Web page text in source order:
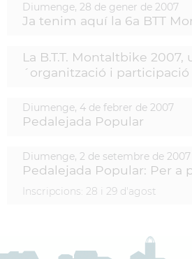
Diumenge, 28 de gener de 2007
Ja tenim aquí la 6a BTT
La B.T.T. Montaltbike
´organització i participació
Diumenge, 4 de febrer de 2007
Pedalejada Popular
Diumenge, 2 de setembre de 2007
Pedalejada Popular: Per a
Inscripcions: 28 i 29 d'agost